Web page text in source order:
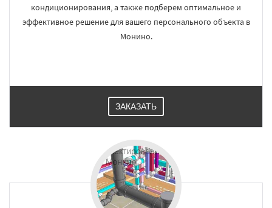
кондиционирования, а также подберем оптимальное и
эффективное решение для вашего персонального объекта в
Монино.
ЗАКАЗАТЬ